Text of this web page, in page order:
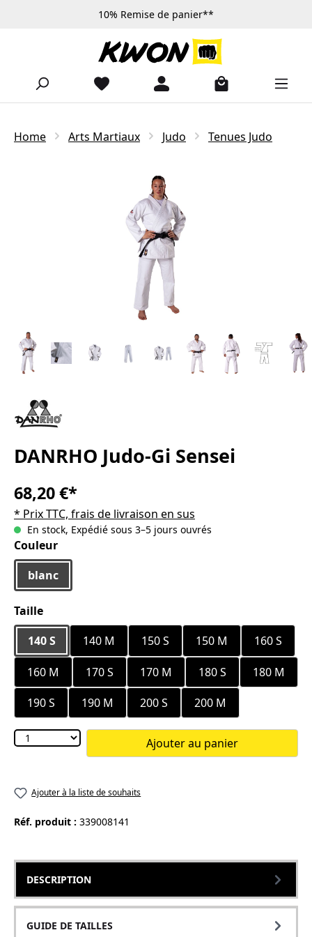
Passer au contenu principal10% Remise de panier**
Home Arts Martiaux Judo Tenues Judo
DANRHO Judo-Gi Sensei
68,20 €*
* Prix TTC, frais de livraison en sus
En stock, Expédié sous 3–5 jours ouvrés
Sélectionnez
Couleur
blanc
Sélectionnez
Taille
140 S
140 M 150 S 150 M 160 S
160 M 170 S 170 M 180 S
180 M
190 S
190 M 200 S 200 M
Ajouter au panier
Ajouter à la liste de souhaits
Réf. produit : 339008141
DESCRIPTION
GUIDE DE TAILLES